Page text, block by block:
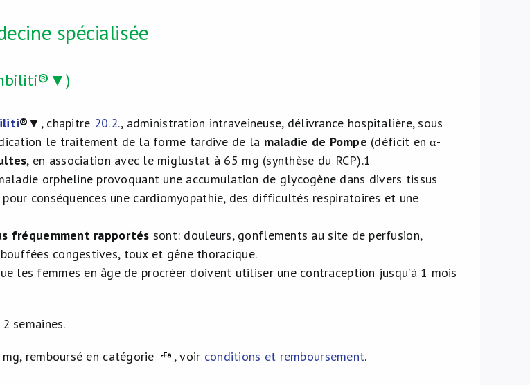
spécialisée
®▼, chapitre 20.2., administration intraveineuse, délivrance hospitalière, sous
le traitement de la forme tardive de la maladie de Pompe (déficit en α-
, en association avec le miglustat à 65 mg (synthèse du RCP).1
orpheline provoquant une accumulation de glycogène dans divers tissus
conséquences une cardiomyopathie, des difficultés respiratoires et une
fréquemment rapportés sont: douleurs, gonflements au site de perfusion,
congestives, toux et gêne thoracique.
les femmes en âge de procréer doivent utiliser une contraception jusqu’à 1 mois
semaines.
remboursé en catégorie , voir conditions et remboursement.